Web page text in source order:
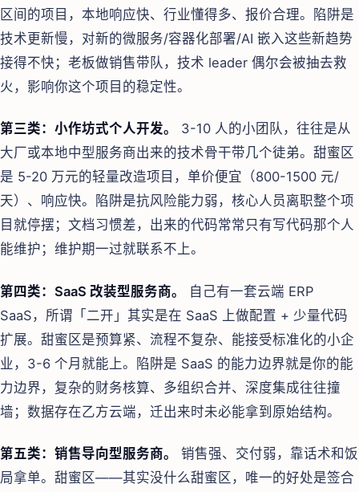
区间的项目，本地响应快、行业懂得多、报价合理。陷阱是
技术更新慢，对新的微服务/容器化部署/AI 嵌入这些新趋势
接得不快；老板做销售带队，技术 leader 偶尔会被抽去救
火，影响你这个项目的稳定性。
第三类：小作坊式个人开发。
3-10 人的小团队，往往是从
大厂或本地中型服务商出来的技术骨干带几个徒弟。甜蜜区
是 5-20 万元的轻量改造项目，单价便宜（800-1500 元/
天）、响应快。陷阱是抗风险能力弱，核心人员离职整个项
目就停摆；文档习惯差，出来的代码常常只有写代码那个人
能维护；维护期一过就联系不上。
第四类：SaaS 改装型服务商。
自己有一套云端 ERP
SaaS，所谓「二开」其实是在 SaaS 上做配置 + 少量代码
扩展。甜蜜区是预算紧、流程不复杂、能接受标准化的小企
业，3-6 个月就能上。陷阱是 SaaS 的能力边界就是你的能
力边界，复杂的财务核算、多组织合并、深度集成往往撞
墙；数据存在乙方云端，迁出来时未必能拿到原始结构。
第五类：销售导向型服务商。
销售强、交付弱，靠话术和饭
局拿单。甜蜜区——其实没什么甜蜜区，唯一的好处是签合